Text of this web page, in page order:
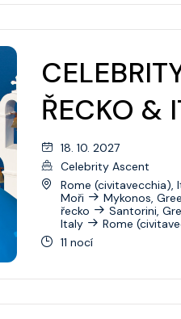
ŘECKO &
18. 10. 2027
Celebrity Ascent
Rome (civitavecchia),
Moři
Mykonos,
řecko
Santorini,
Italy
Rome
11 nocí